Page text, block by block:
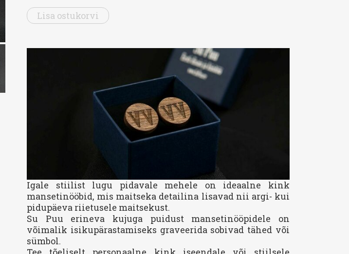
Lisa ostukorvi
Igale stiilist lugu pidavale mehele on ideaalne kink
mansetinööbid, mis maitseka detailina lisavad nii argi- kui
pidupäeva riietusele maitsekust.
Su Puu erineva kujuga puidust mansetinööpidele on
võimalik isikupärastamiseks graveerida sobivad tähed või
sümbol.